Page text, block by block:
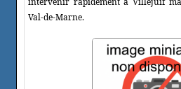
Val-de-Marne.